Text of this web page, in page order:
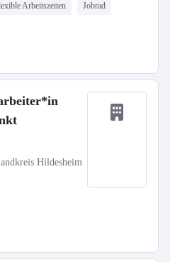
Arbeitszeiten Jobrad
Hildesheim